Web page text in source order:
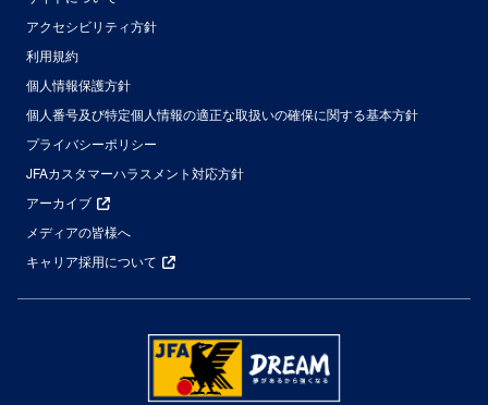
アクセシビリティ方針
利用規約
個人情報保護方針
個人番号及び特定個人情報の適正な取扱いの確保に関する基本方針
プライバシーポリシー
JFAカスタマーハラスメント対応方針
アーカイブ
メディアの皆様へ
キャリア採用について